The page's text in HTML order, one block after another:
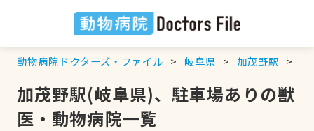
動物病院ドクターズ・ファイル 岐阜県 加茂野駅
加茂野駅(岐阜県)、駐車場ありの獣
医・動物病院一覧